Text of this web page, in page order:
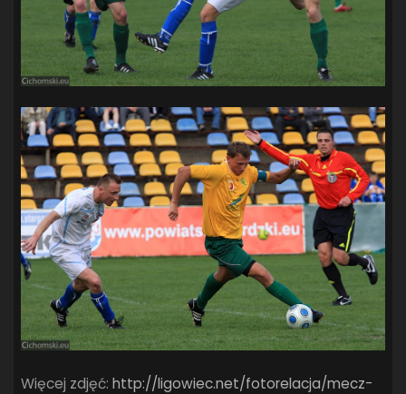
Więcej zdjęć:http://ligowiec.net/fotorelacja/mecz-